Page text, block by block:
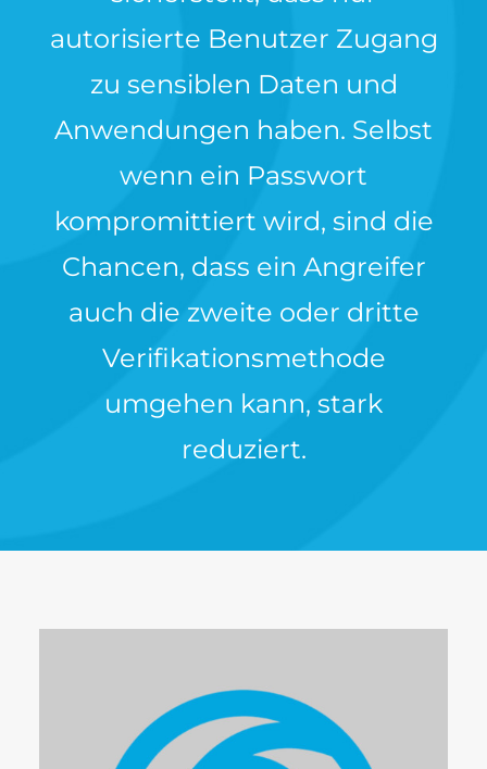
autorisierte Benutzer Zugang
zu sensiblen Daten und
Anwendungen haben. Selbst
wenn ein Passwort
kompromittiert wird, sind die
Chancen, dass ein Angreifer
auch die zweite oder dritte
Verifikationsmethode
umgehen kann, stark
reduziert.